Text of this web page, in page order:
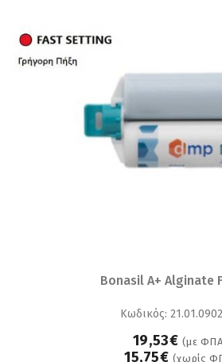
Bonasil A+ Alginate
Κωδικός:
19,53€ (με
15,75€ (χωρίς